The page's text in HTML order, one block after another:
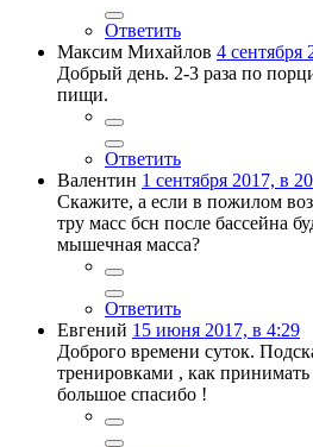
Ответить
Максим Михайлов 4 сентября
Добрый день. 2-3 раза по
пищи.
Ответить
Валентин 1 сентября 2017, в
Скажите, а если в пожилом
тру масс бсн после бассейна
мышечная масса?
Ответить
Евгений 15 июня 2017, в 4:29
Доброго времени суток.
тренировками , как принимать
большое спасибо !